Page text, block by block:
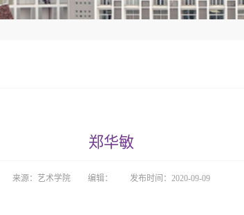
郑华敏
来源：艺术学院 编辑： 发布时间：2020-09-09